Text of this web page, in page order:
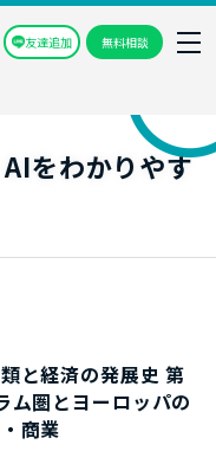
友達追加 無料相談
をわかりやす
と経済の発展史 第
ム圏とヨーロッパの
商業